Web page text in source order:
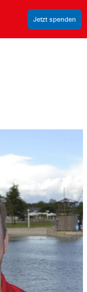
Jetzt spenden